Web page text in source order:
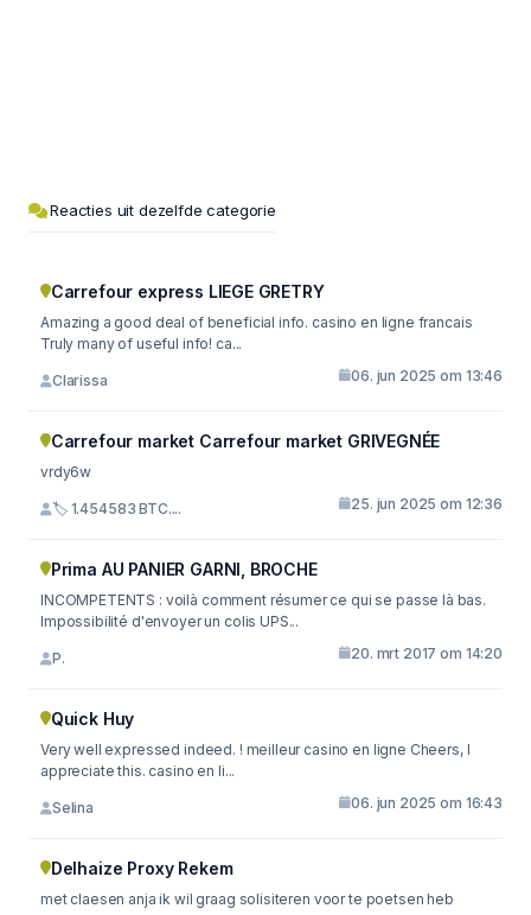
Reacties uit dezelfde categorie
Carrefour express LIEGE GRETRY
Amazing a good deal of beneficial info. casino en ligne francais
Truly many of useful info! ca...
Clarissa 06. jun 2025 om 13:46
Carrefour market Carrefour market GRIVEGNÉE
vrdy6w
🏷 1.454583 BTC.... 25. jun 2025 om 12:36
Prima AU PANIER GARNI, BROCHE
INCOMPETENTS : voilà comment résumer ce qui se passe là bas.
Impossibilité d'envoyer un colis UPS...
P. 20. mrt 2017 om 14:20
Quick Huy
Very well expressed indeed. ! meilleur casino en ligne Cheers, I
appreciate this. casino en li...
Selina 06. jun 2025 om 16:43
Delhaize Proxy Rekem
met claesen anja ik wil graag solisiteren voor te poetsen heb